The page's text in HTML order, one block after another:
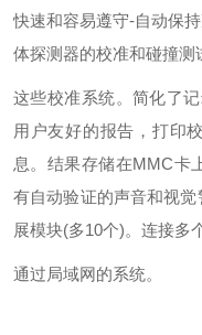
快速和容易遵守-自动保
体探测器的校准和碰撞测
这些校准系统。简化了
用户友好的报告，打印
息。结果存储在MMC卡
有自动验证的声音和视
展模块(多10个)。连接多
通过局域网的系统。